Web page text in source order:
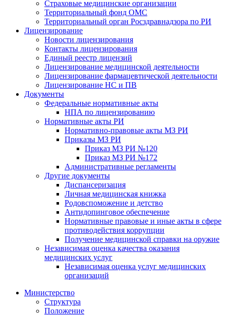
Страховые медицинские организации
Территориальный фонд ОМС
Территориальный орган Росздравнадзора по РИ
Лицензирование
Новости лицензирования
Контакты лицензирования
Единый реестр лицензий
Лицензирование медицинской деятельности
Лицензирование фармацевтической деятельности
Лицензирование НС и ПВ
Документы
Федеральные нормативные акты
НПА по лицензированию
Нормативные акты РИ
Нормативно-правовые акты МЗ РИ
Приказы МЗ РИ
Приказ МЗ РИ №120
Приказ МЗ РИ №172
Административные регламенты
Другие документы
Диспансеризация
Личная медицинская книжка
Родовспоможение и детство
Антидопинговое обеспечение
Нормативные правовые и иные акты в сфере
противодействия коррупции
Получение медицинской справки на оружие
Независимая оценка качества оказания
медицинских услуг
Независимая оценка услуг медицинскиx
организаций
Министерство
Структура
Положение